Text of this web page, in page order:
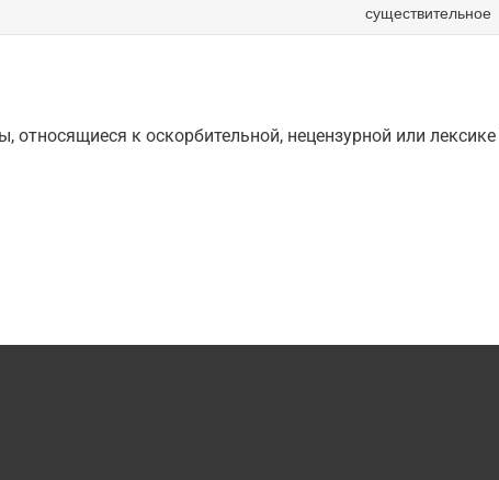
существительное
к оскорбительной, нецензурной или